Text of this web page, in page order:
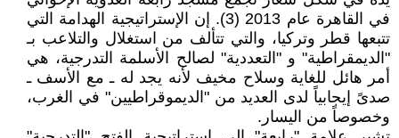
في القاهرة عام 2013 (3). إن الإستراتيجية الهدامة التي
تتبعها قطر وتركيا، والتي تتألف من استغلال والتلاعب بـ
"الديمقراطية" و "التعددية" لصالح الأسلمة التدرجية، هي
أمر هائل للغاية وسلاح مخيف لأنه يجد له ـ مع الأسف ـ
صدىً إيجابياً لدى العديد من "الديموقراطيين" في الغرب،
وخصوصاً من اليسار.